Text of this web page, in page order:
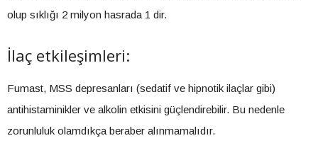
olup sıklığı 2 milyon hasrada 1 dir.
İlaç etkileşimleri:
Fumast, MSS depresanları (sedatif ve hipnotik ilaçlar gibi)
antihistaminikler ve alkolin etkisini güçlendirebilir. Bu nedenle
zorunluluk olamdıkça beraber alınmamalıdır.